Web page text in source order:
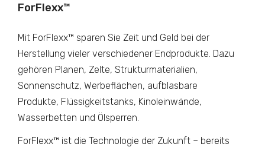
ForFlexx™
Mit ForFlexx™ sparen Sie Zeit und Geld bei der
Herstellung vieler verschiedener Endprodukte. Dazu
gehören Planen, Zelte, Strukturmaterialien,
Sonnenschutz, Werbeflächen, aufblasbare
Produkte, Flüssigkeitstanks, Kinoleinwände,
Wasserbetten und Ölsperren.
ForFlexx™ ist die Technologie der Zukunft – bereits